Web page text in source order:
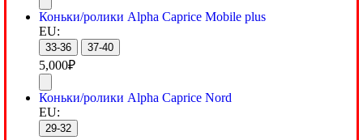
Коньки/ролики Alpha Caprice Mobile plus
EU:
33-36 37-40
5,000₽
Коньки/ролики Alpha Caprice Nord
EU:
29-32